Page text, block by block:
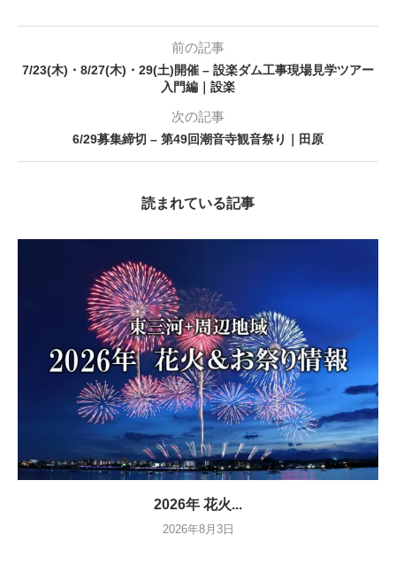
前の記事
7/23(木)・8/27(木)・29(土)開催 – 設楽ダム工事現場見学ツアー
入門編｜設楽
次の記事
6/29募集締切 – 第49回潮音寺観音祭り｜田原
読まれている記事
2026年 花火...
2026年8月3日